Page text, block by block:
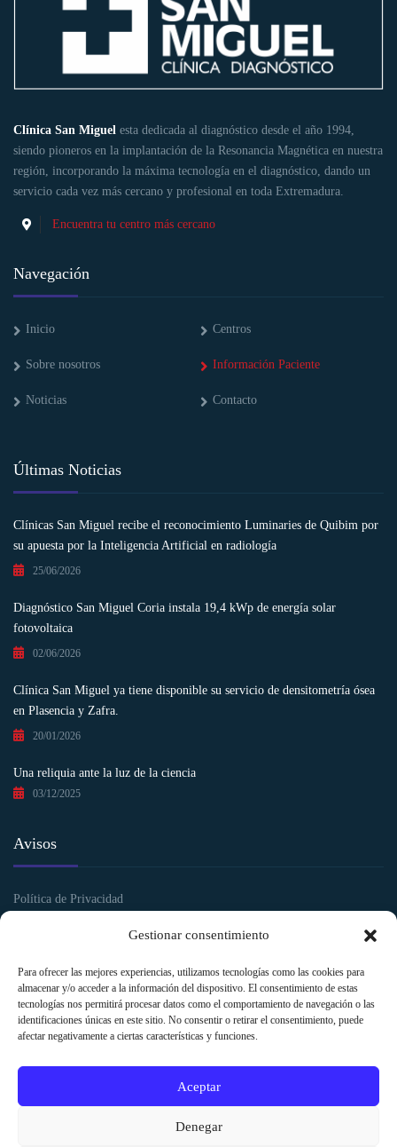
Gestionar consentimiento
Para ofrecer las mejores experiencias, utilizamos tecnologías como las cookies para
almacenar y/o acceder a la información del dispositivo. El consentimiento de estas
tecnologías nos permitirá procesar datos como el comportamiento de navegación o las
identificaciones únicas en este sitio. No consentir o retirar el consentimiento, puede
afectar negativamente a ciertas características y funciones.
Aceptar
Denegar
Clínica San Miguel esta dedicada al diagnóstico desde el año 1994,
siendo pioneros en la implantación de la Resonancia Magnética en nuestra
región, incorporando la máxima tecnología en el diagnóstico, dando un
servicio cada vez más cercano y profesional en toda Extremadura.
Encuentra tu centro más cercano
Navegación
Inicio Centros
Sobre nosotros Información Paciente
Noticias Contacto
Últimas Noticias
Clínicas San Miguel recibe el reconocimiento Luminaries de Quibim por
su apuesta por la Inteligencia Artificial en radiología
25/06/2026
Diagnóstico San Miguel Coria instala 19,4 kWp de energía solar
fotovoltaica
02/06/2026
Clínica San Miguel ya tiene disponible su servicio de densitometría ósea
en Plasencia y Zafra.
20/01/2026
Una reliquia ante la luz de la ciencia
03/12/2025
Avisos
Política de Privacidad